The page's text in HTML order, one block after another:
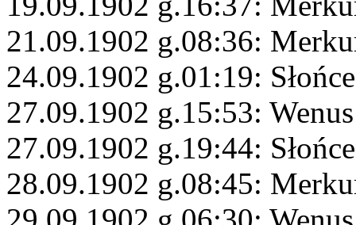
21.09.1902 g.08:36:
24.09.1902 g.01:19:
27.09.1902 g.15:53:
27.09.1902 g.19:44:
28.09.1902 g.08:45: